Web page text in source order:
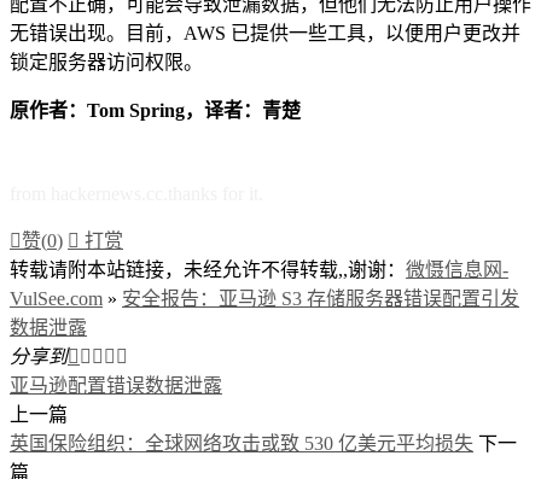
无错误出现。目前，AWS 已提供一些工具，以便用户更改并
锁定服务器访问权限。
原作者：Tom Spring，译者：青楚
赞(0)  打赏
转载请附本站链接，未经允许不得转载,,谢谢： 微慑信息网-
VulSee.com » 安全报告：亚马逊 S3 存储服务器错误配置引发
数据泄露
分享到    
亚马逊配置错误数据泄露
上一篇
英国保险组织：全球网络攻击或致 530 亿美元平均损失 下一
篇